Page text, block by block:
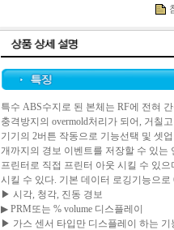
특수 ABS수지로 된 본체는 RF에 전혀
충격방지의 overmold처리가 되어, 거칠
기기의 2버튼 작동으로 기능선택 및 셋
개까지의 경보 이벤트를 저장할 수 있는
프린터로 직접 프린터 아웃 시킬 수 있
시킬 수 있다. 기본 데이터 로깅기능으
▶ 시각, 청각, 진동 경보
▶ PRM또는 % volume 디스플레이
▶ 가스 센서 타입만 디스플레이 하는 기